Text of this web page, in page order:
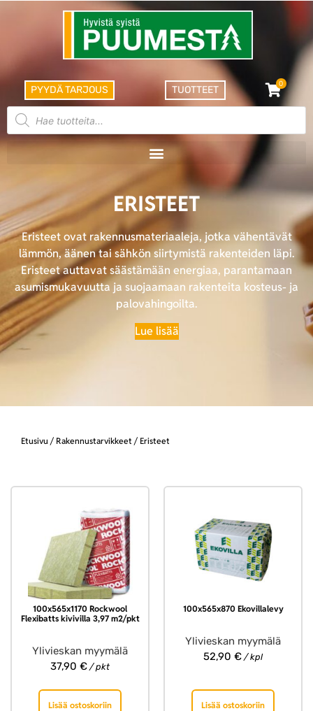
PYYDÄ TARJOUS TUOTTEET
0
ERISTEET
Eristeet ovat rakennusmateriaaleja, jotka vähentävät
lämmön, äänen tai sähkön siirtymistä rakenteiden läpi.
Eristeet auttavat säästämään energiaa, parantamaan
asumismukavuutta ja suojaamaan rakenteita kosteus- ja
palovahingoilta.
Lue lisää
Etusivu / Rakennustarvikkeet / Eristeet
100x565x1170 Rockwool
Flexibatts kivivilla 3,97 m2/pkt
Ylivieskan myymälä
37,90 € / pkt
Lisää ostoskoriin
100x565x870 Ekovillalevy
Ylivieskan myymälä
52,90 € / kpl
Lisää ostoskoriin